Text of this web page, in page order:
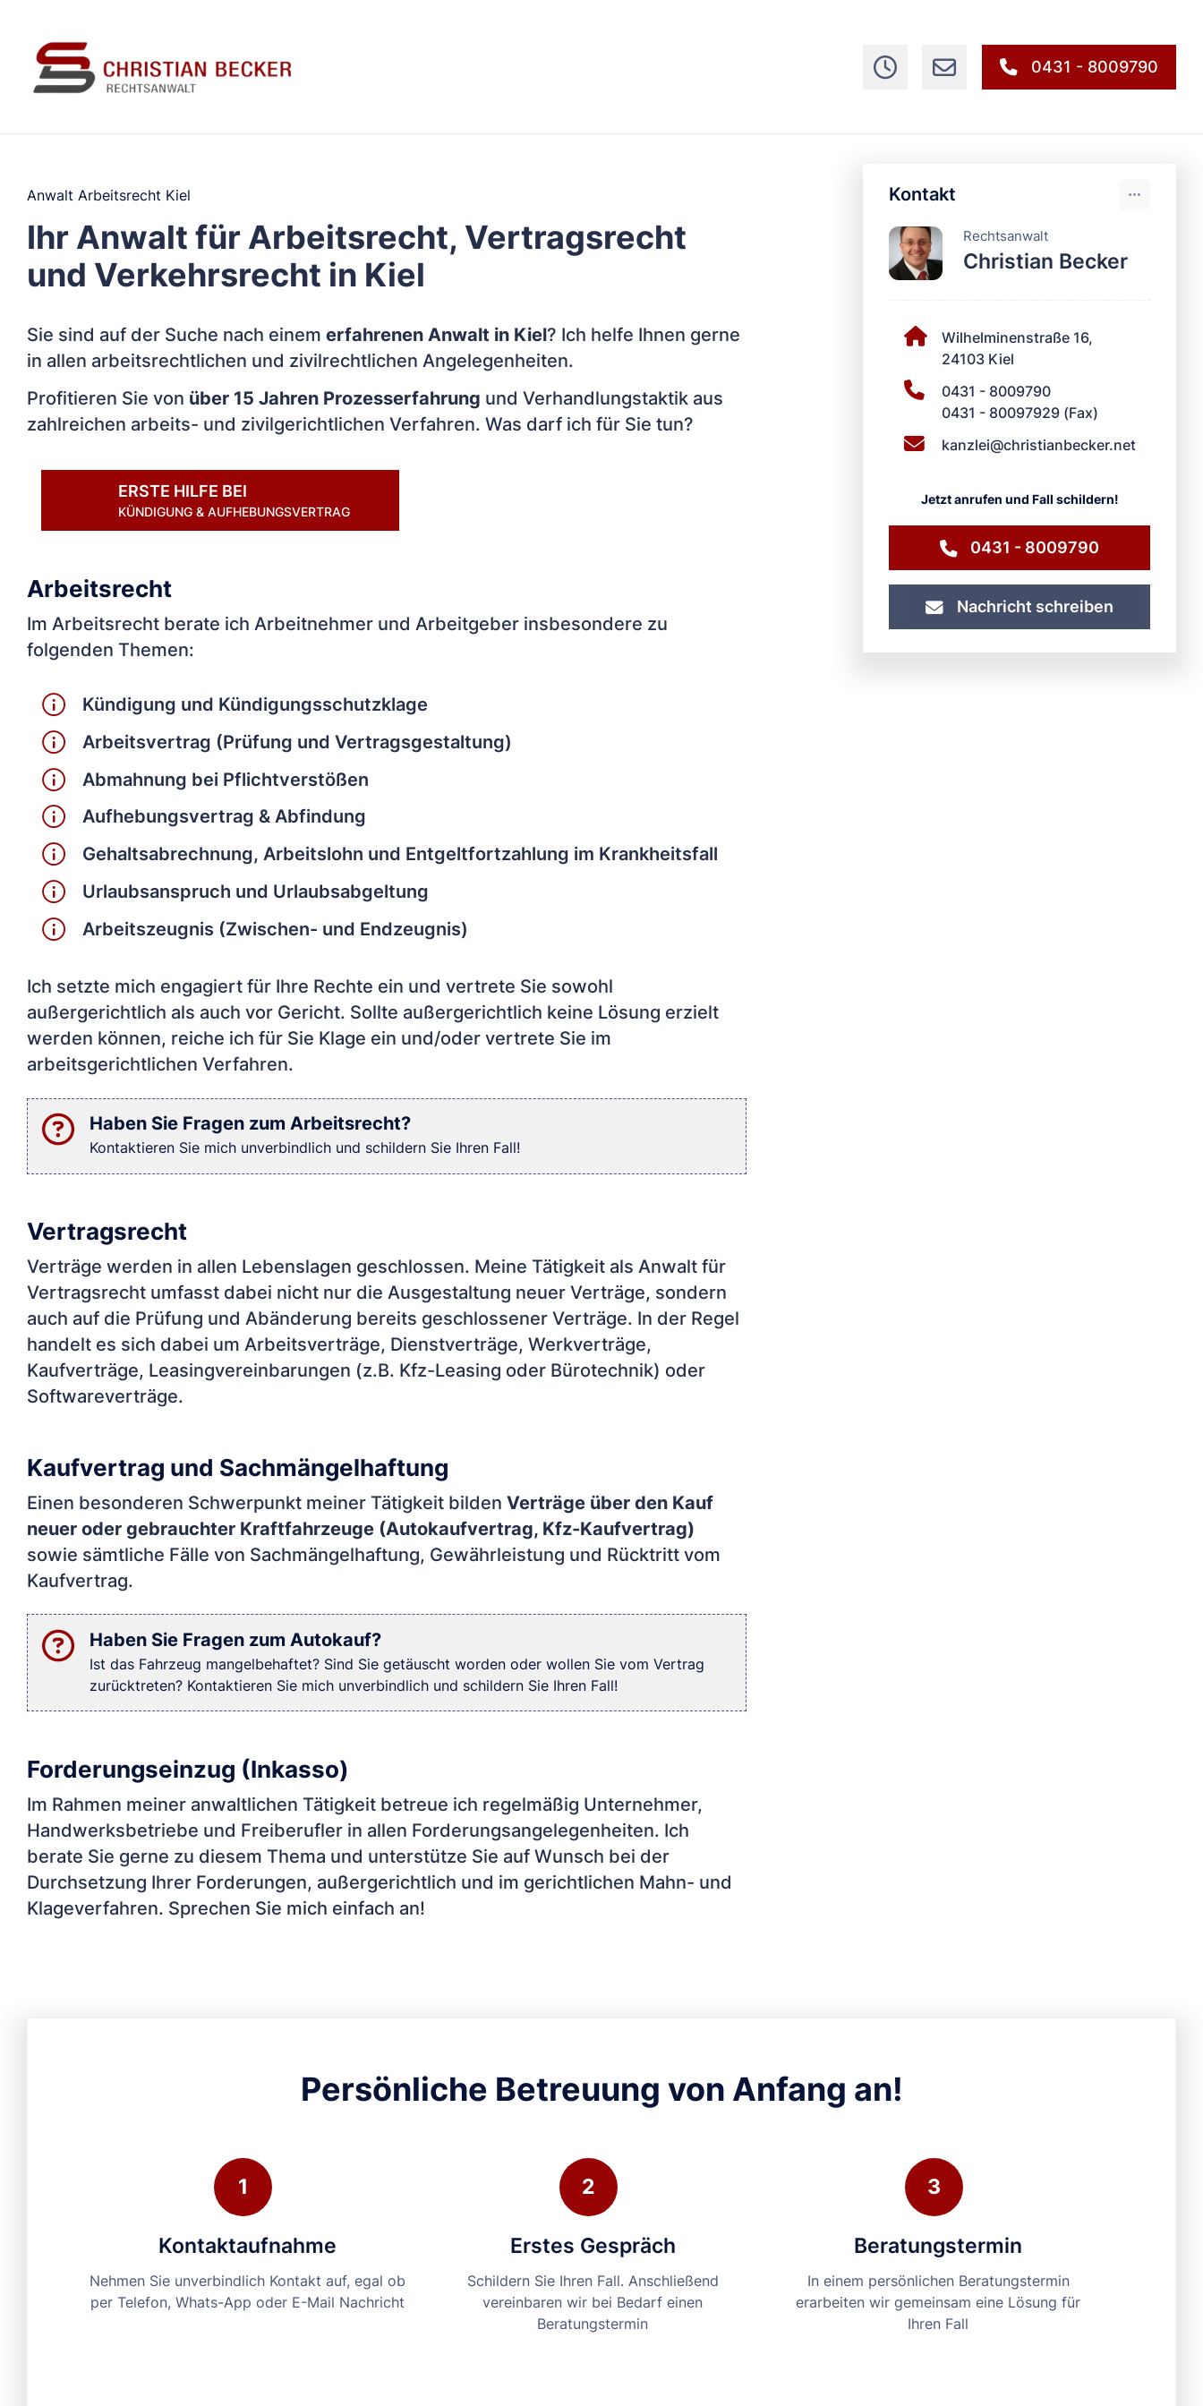
0431 - 8009790
Anwalt Arbeitsrecht Kiel
Ihr Anwalt für Arbeitsrecht, Vertragsrecht
und Verkehrsrecht in Kiel
Sie sind auf der Suche nach einem erfahrenen Anwalt in Kiel? Ich helfe Ihnen gerne
in allen arbeitsrechtlichen und zivilrechtlichen Angelegenheiten.
Profitieren Sie von über 15 Jahren Prozesserfahrung und Verhandlungstaktik aus
zahlreichen arbeits- und zivilgerichtlichen Verfahren. Was darf ich für Sie tun?
ERSTE HILFE BEI
KÜNDIGUNG & AUFHEBUNGSVERTRAG
Arbeitsrecht
Im Arbeitsrecht berate ich Arbeitnehmer und Arbeitgeber insbesondere zu
folgenden Themen:
Kündigung und Kündigungsschutzklage
Arbeitsvertrag (Prüfung und Vertragsgestaltung)
Abmahnung bei Pflichtverstößen
Aufhebungsvertrag & Abfindung
Gehaltsabrechnung, Arbeitslohn und Entgeltfortzahlung im Krankheitsfall
Urlaubsanspruch und Urlaubsabgeltung
Arbeitszeugnis (Zwischen- und Endzeugnis)
Ich setzte mich engagiert für Ihre Rechte ein und vertrete Sie sowohl
außergerichtlich als auch vor Gericht. Sollte außergerichtlich keine Lösung erzielt
werden können, reiche ich für Sie Klage ein und/oder vertrete Sie im
arbeitsgerichtlichen Verfahren.
Haben Sie Fragen zum Arbeitsrecht?
Kontaktieren Sie mich unverbindlich und schildern Sie Ihren Fall!
Vertragsrecht
Verträge werden in allen Lebenslagen geschlossen. Meine Tätigkeit als Anwalt für
Vertragsrecht umfasst dabei nicht nur die Ausgestaltung neuer Verträge, sondern
auch auf die Prüfung und Abänderung bereits geschlossener Verträge. In der Regel
handelt es sich dabei um Arbeitsverträge, Dienstverträge, Werkverträge,
Kaufverträge, Leasingvereinbarungen (z.B. Kfz-Leasing oder Bürotechnik) oder
Softwareverträge.
Kaufvertrag und Sachmängelhaftung
Einen besonderen Schwerpunkt meiner Tätigkeit bilden Verträge über den Kauf
neuer oder gebrauchter Kraftfahrzeuge (Autokaufvertrag, Kfz-Kaufvertrag)
sowie sämtliche Fälle von Sachmängelhaftung, Gewährleistung und Rücktritt vom
Kaufvertrag.
Haben Sie Fragen zum Autokauf?
Ist das Fahrzeug mangelbehaftet? Sind Sie getäuscht worden oder wollen Sie vom Vertrag
zurücktreten? Kontaktieren Sie mich unverbindlich und schildern Sie Ihren Fall!
Forderungseinzug (Inkasso)
Im Rahmen meiner anwaltlichen Tätigkeit betreue ich regelmäßig Unternehmer,
Handwerksbetriebe und Freiberufler in allen Forderungsangelegenheiten. Ich
berate Sie gerne zu diesem Thema und unterstütze Sie auf Wunsch bei der
Durchsetzung Ihrer Forderungen, außergerichtlich und im gerichtlichen Mahn- und
Klageverfahren. Sprechen Sie mich einfach an!
Kontakt
Rechtsanwalt
Christian Becker
Wilhelminenstraße 16,
24103 Kiel
0431 - 8009790
0431 - 80097929 (Fax)
kanzlei@christianbecker.net
Jetzt anrufen und Fall schildern!
0431 - 8009790
Nachricht schreiben
Persönliche Betreuung von Anfang an!
1
Kontaktaufnahme
Nehmen Sie unverbindlich Kontakt auf, egal ob
per Telefon, Whats-App oder E-Mail Nachricht
2
Erstes Gespräch
Schildern Sie Ihren Fall. Anschließend
vereinbaren wir bei Bedarf einen
Beratungstermin
3
Beratungstermin
In einem persönlichen Beratungstermin
erarbeiten wir gemeinsam eine Lösung für
Ihren Fall